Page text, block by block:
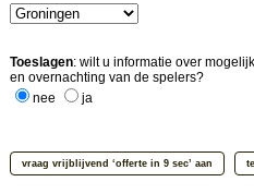
Toeslagen: wilt u informatie over
en overnachting van de spelers?
nee
ja